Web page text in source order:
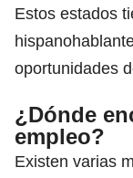
Estos estados
oportunidades
¿Dónde
empleo?
Existen varias